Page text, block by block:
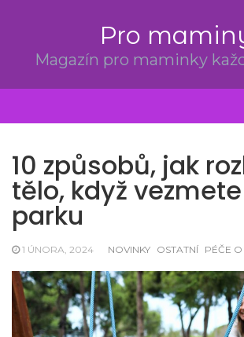
Pro
Magazín pro maminky
10 způsobů, jak
tělo, když
parku
1 ÚNORA, 2024 NOVINKY OSTATNÍ PÉČE O